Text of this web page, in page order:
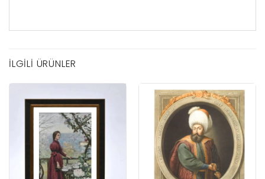
İLGILI ÜRÜNLER